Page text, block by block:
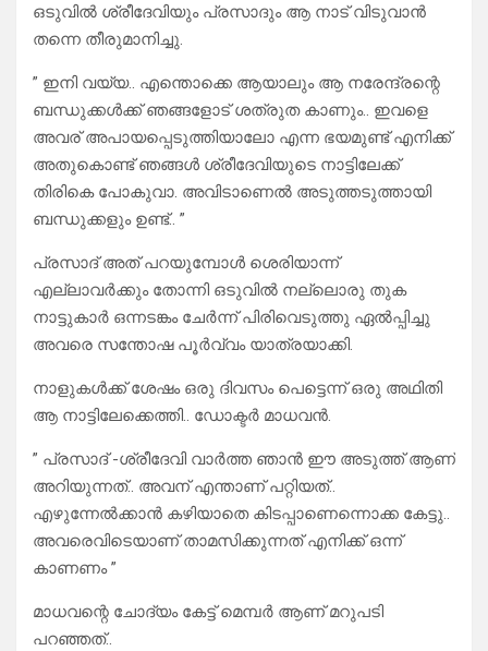
ഒടുവിൽ ശ്രീദേവിയും പ്രസാദും ആ നാട് വിടുവാൻ
തന്നെ തീരുമാനിച്ചു.
” ഇനി വയ്യ.. എന്തൊക്കെ ആയാലും ആ നരേന്ദ്രന്റെ
ബന്ധുക്കൾക്ക് ഞങ്ങളോട് ശത്രുത കാണും.. ഇവളെ
അവര് അപായപ്പെടുത്തിയാലോ എന്ന ഭയമുണ്ട് എനിക്ക്
അതുകൊണ്ട് ഞങ്ങൾ ശ്രീദേവിയുടെ നാട്ടിലേക്ക്
തിരികെ പോകുവാ. അവിടാണെൽ അടുത്തടുത്തായി
ബന്ധുക്കളും ഉണ്ട്.. ”
പ്രസാദ് അത് പറയുമ്പോൾ ശെരിയാന്ന്
എല്ലാവർക്കും തോന്നി ഒടുവിൽ നല്ലൊരു തുക
നാട്ടുകാർ ഒന്നടങ്കം ചേർന്ന് പിരിവെടുത്തു ഏൽപ്പിച്ചു
അവരെ സന്തോഷ പൂർവ്വം യാത്രയാക്കി.
നാളുകൾക്ക് ശേഷം ഒരു ദിവസം പെട്ടെന്ന് ഒരു അഥിതി
ആ നാട്ടിലേക്കെത്തി.. ഡോക്ടർ മാധവൻ.
” പ്രസാദ് -ശ്രീദേവി വാർത്ത ഞാൻ ഈ അടുത്ത് ആണ്
അറിയുന്നത്.. അവന് എന്താണ് പറ്റിയത്..
എഴുന്നേൽക്കാൻ കഴിയാതെ കിടപ്പാണെന്നൊക്ക കേട്ടു..
അവരെവിടെയാണ് താമസിക്കുന്നത് എനിക്ക് ഒന്ന്
കാണണം ”
മാധവന്റെ ചോദ്യം കേട്ട് മെമ്പർ ആണ് മറുപടി
പറഞ്ഞത്..